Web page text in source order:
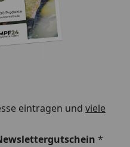
eintragen und viele
*